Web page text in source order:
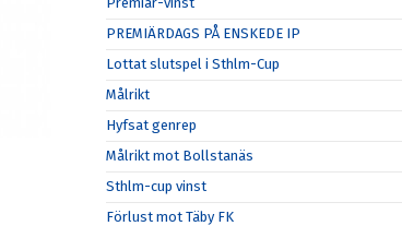
PREMIÄRDAGS PÅ ENSKEDE IP
Lottat slutspel i Sthlm-Cup
Målrikt
Hyfsat genrep
Målrikt mot Bollstanäs
Sthlm-cup vinst
Förlust mot Täby FK